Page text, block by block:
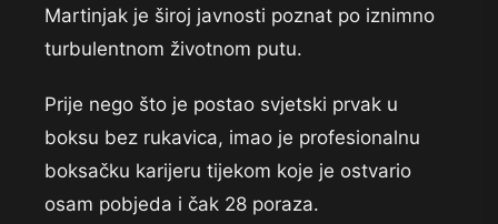
Martinjak je široj javnosti poznat po iznimno
turbulentnom životnom putu.
Prije nego što je postao svjetski prvak u
boksu bez rukavica, imao je profesionalnu
boksačku karijeru tijekom koje je ostvario
osam pobjeda i čak 28 poraza.